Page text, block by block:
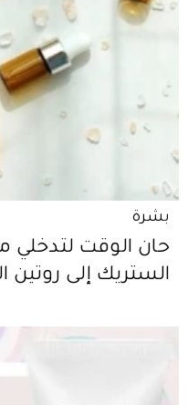
بشرة
حان الوقت
الستريك إلى روتين